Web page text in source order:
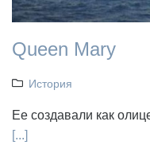
Queen Mary
История
Ее создавали как
[...]